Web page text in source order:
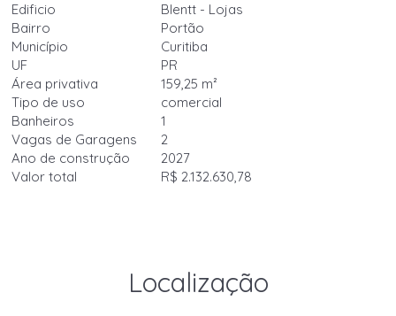
Edificio
Blentt - Lojas
Bairro
Portão
Município
Curitiba
UF
PR
Área privativa
159,25 m²
Tipo de uso
comercial
Banheiros
1
Vagas de Garagens
2
Ano de construção
2027
Valor total
R$ 2.132.630,78
Localização